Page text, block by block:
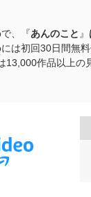
、『あんのこと 』
は初回30日間無料
13,000作品以上の